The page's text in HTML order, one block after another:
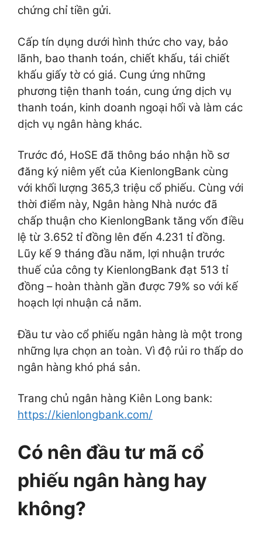
chứng chỉ tiền gửi.
Cấp tín dụng dưới hình thức cho vay, bảo
lãnh, bao thanh toán, chiết khấu, tái chiết
khấu giấy tờ có giá. Cung ứng những
phương tiện thanh toán, cung ứng dịch vụ
thanh toán, kinh doanh ngoại hối và làm các
dịch vụ ngân hàng khác.
Trước đó, HoSE đã thông báo nhận hồ sơ
đăng ký niêm yết của KienlongBank cùng
với khối lượng 365,3 triệu cổ phiếu. Cùng với
thời điểm này, Ngân hàng Nhà nước đã
chấp thuận cho KienlongBank tăng vốn điều
lệ từ 3.652 tỉ đồng lên đến 4.231 tỉ đồng.
Lũy kế 9 tháng đầu năm, lợi nhuận trước
thuế của công ty KienlongBank đạt 513 tỉ
đồng – hoàn thành gần được 79% so với kế
hoạch lợi nhuận cả năm.
Đầu tư vào cổ phiếu ngân hàng là một trong
những lựa chọn an toàn. Vì độ rủi ro thấp do
ngân hàng khó phá sản.
Trang chủ ngân hàng Kiên Long bank:
https://kienlongbank.com/
Có nên đầu tư mã cổ
phiếu ngân hàng hay
không?